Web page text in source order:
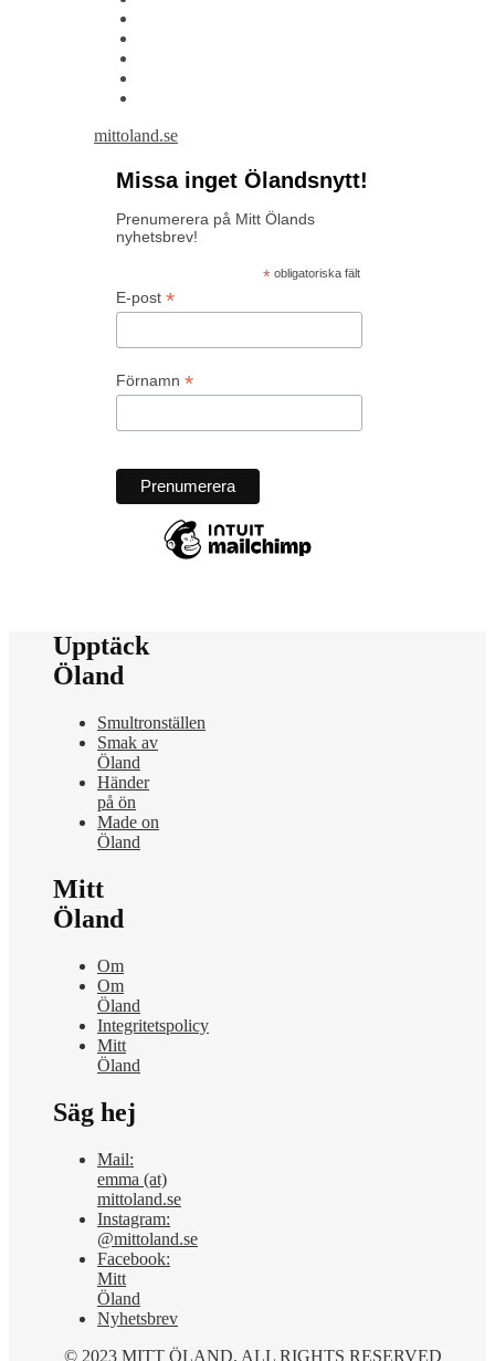
mittoland.se
Missa inget Ölandsnytt!
Prenumerera på Mitt Ölands
nyhetsbrev!
*obligatoriska fält
E-post *
Förnamn *
Upptäck
Öland
Smultronställen
Smak av
Öland
Händer
på ön
Made on
Öland
Mitt
Öland
Om
Om
Öland
Integritetspolicy
Mitt
Öland
Säg hej
Mail:
emma (at)
mittoland.se
Instagram:
@mittoland.se
Facebook:
Mitt
Öland
Nyhetsbrev
© 2023 MITT ÖLAND. ALL RIGHTS RESERVED